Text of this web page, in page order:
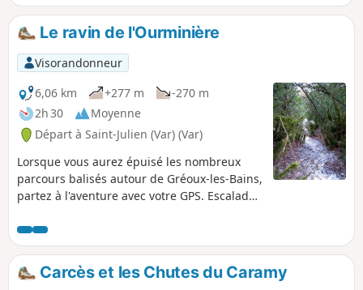
Le ravin de l'Ourminière
Visorandonneur
6,06 km
+277 m
-270 m
2h 30
Moyenne
Départ à Saint-Julien (Var) (Var)
Lorsque vous aurez épuisé les nombreux
parcours balisés autour de Gréoux-les-Bains,
partez à l'aventure avec votre GPS. Escaladez
de pluie diluvienne, traversez une chênaie
moussue puis l'ombre d'une pinède.
Terminez par de magnifiques vues sur le
Ventoux, la Lure, les Hautes-Alpes et le lac
Carcès et les Chutes du Caramy